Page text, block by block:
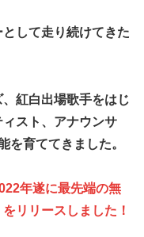
して走り続けてきた
紅白出場歌手をはじ
スト、アナウンサ
を育ててきました。
年遂に最先端の無
リリースしました！